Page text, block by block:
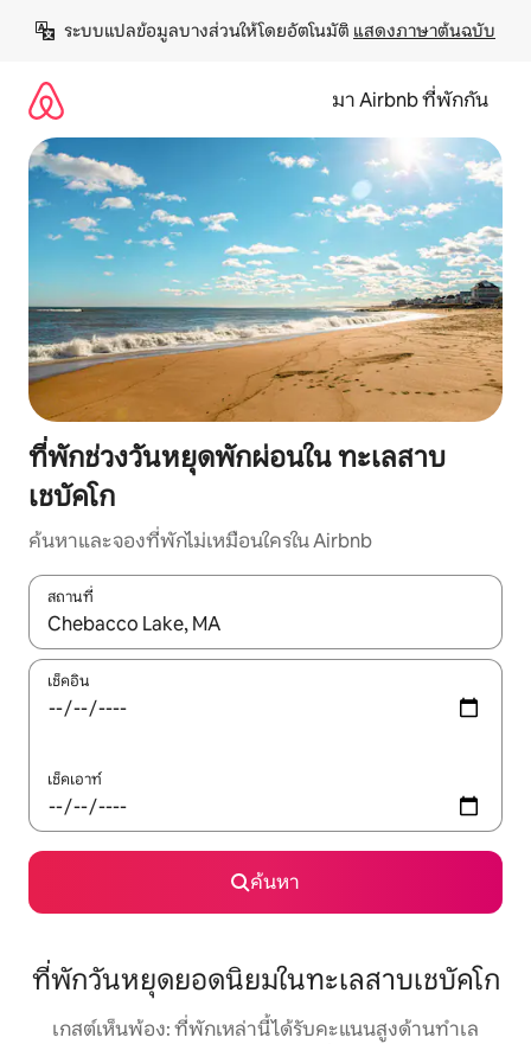
เนื้อหา
ระบบแปลข้อมูลบางส่วนให้โดยอัตโนมัติ แสดงภาษาต้นฉบับ
มา Airbnb ที่พักกัน
ที่พักช่วงวันหยุดพักผ่อนใน ทะเลสาบ
เชบัคโก
ค้นหาและจองที่พักไม่เหมือนใครใน Airbnb
สถานที่
ใช้ลูกศรขึ้นลง หรือใช้การสัมผัสหรือปัด เพื่อสำรวจผลการค้นหา
เช็คอิน
เช็คเอาท์
ค้นหา
ที่พักวันหยุดยอดนิยมในทะเลสาบเชบัคโก
เกสต์เห็นพ้อง: ที่พักเหล่านี้ได้รับคะแนนสูงด้านทำเล